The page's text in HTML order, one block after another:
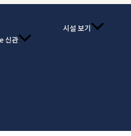
신관
시설 보기